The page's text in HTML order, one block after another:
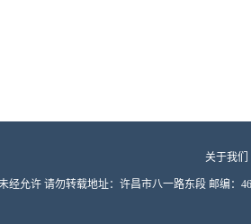
关于我们
经允许 请勿转载地址：许昌市八一路东段 邮编：